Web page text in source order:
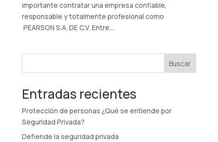
importante contratar una empresa confiable,
responsable y totalmente profesional como
PEARSON S.A. DE C.V. Entre...
Buscar
Entradas recientes
Protección de personas ¿Qué se entiende por
Seguridad Privada?
Defiende la seguridad privada